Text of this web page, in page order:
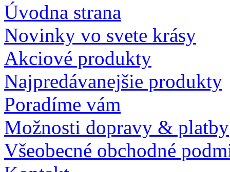
Úvodna strana
Novinky vo svete krásy
Akciové produkty
Najpredávanejšie produkty
Poradíme vám
Možnosti dopravy & platby
Všeobecné obchodné